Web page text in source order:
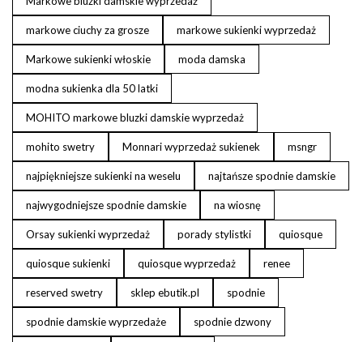
markowe ciuchy za grosze markowe sukienki wyprzedaż
Markowe sukienki włoskie moda damska
modna sukienka dla 50 latki
MOHITO markowe bluzki damskie wyprzedaż
mohito swetry Monnari wyprzedaż sukienek msngr
najpiękniejsze sukienki na weselu najtańsze spodnie damskie
najwygodniejsze spodnie damskie na wiosnę
Orsay sukienki wyprzedaż porady stylistki quiosque
quiosque sukienki quiosque wyprzedaż renee
reserved swetry sklep ebutik.pl spodnie
spodnie damskie wyprzedaże spodnie dzwony